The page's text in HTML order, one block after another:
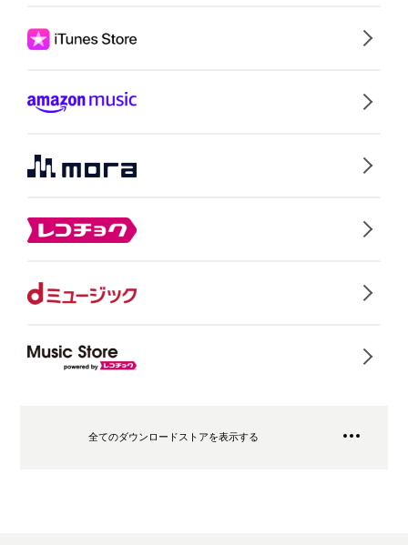
全てのダウンロードストアを表示する